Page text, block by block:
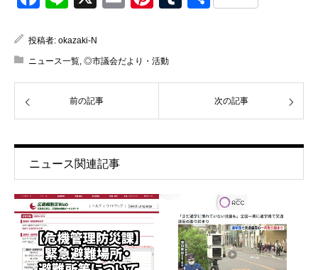
投稿者: okazaki-N
ニュース一覧, ◎市議会だより・活動
前の記事 次の記事
ニュース関連記事